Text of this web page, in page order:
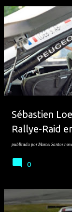
Sébastien
Rallye-Raid
publicada porMarcel Santos
0